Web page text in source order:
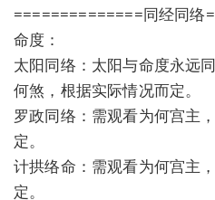
==============同经同络
命度：
太阳同络：太阳与命度永远
何煞，根据实际情况而定。
罗政同络：需观看为何宫主
定。
计拱络命：需观看为何宫主
定。